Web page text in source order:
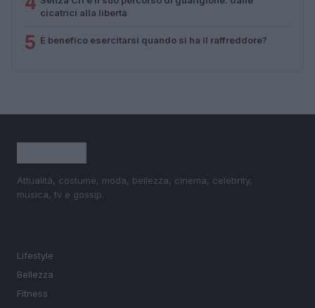
cicatrici alla libertà
5 È benefico esercitarsi quando si ha il raffreddore?
Attualità, costume, moda, bellezza, cinema, celebrity,
musica, tv e gossip.
Lifestyle
Bellezza
Fitness